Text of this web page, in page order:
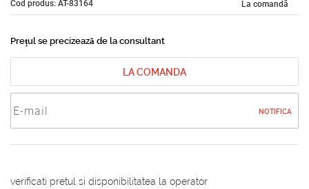
Cod produs: AT-83164 La comandă
Prețul se precizează de la consultant
LA COMANDA
NOTIFICA
verificati pretul si disponibilitatea la operator